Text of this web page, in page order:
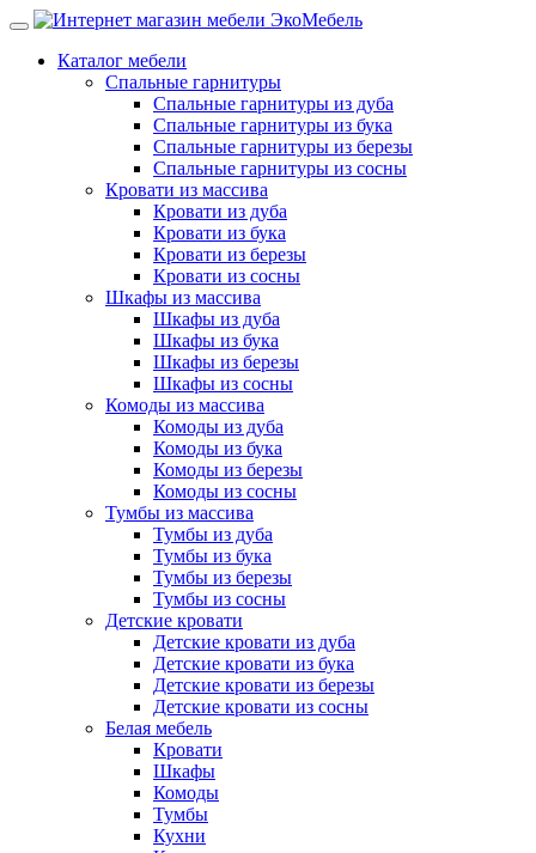
Каталог мебели
Спальные гарнитуры
Спальные гарнитуры из дуба
Спальные гарнитуры из бука
Спальные гарнитуры из березы
Спальные гарнитуры из сосны
Кровати из массива
Кровати из дуба
Кровати из бука
Кровати из березы
Кровати из сосны
Шкафы из массива
Шкафы из дуба
Шкафы из бука
Шкафы из березы
Шкафы из сосны
Комоды из массива
Комоды из дуба
Комоды из бука
Комоды из березы
Комоды из сосны
Тумбы из массива
Тумбы из дуба
Тумбы из бука
Тумбы из березы
Тумбы из сосны
Детские кровати
Детские кровати из дуба
Детские кровати из бука
Детские кровати из березы
Детские кровати из сосны
Белая мебель
Кровати
Шкафы
Комоды
Тумбы
Кухни